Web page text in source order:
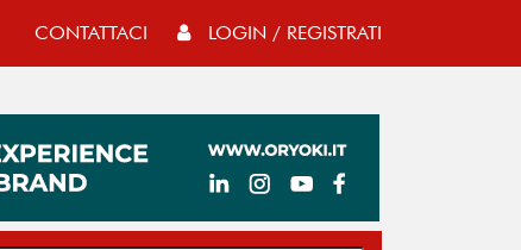
CONTATTACI LOGIN / REGISTRATI